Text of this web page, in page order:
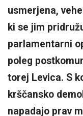
usmerjena,
ki se jim
parlamentarni
poleg
torej Levica. S
krščansko
napadajo prav